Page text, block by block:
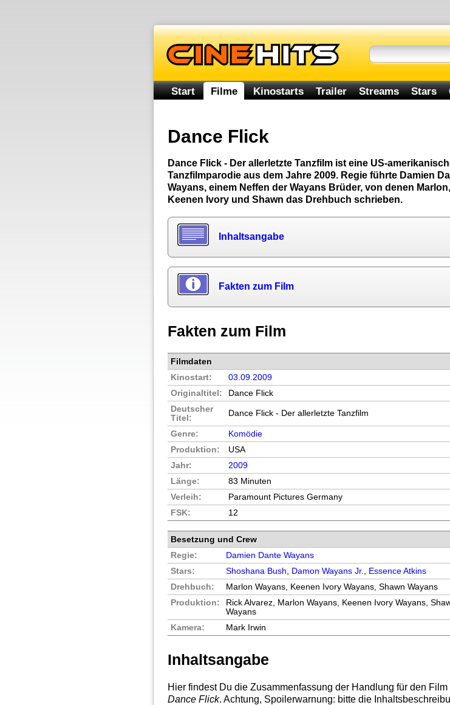
Start Filme Kinostarts Trailer Streams Stars
Dance Flick
Dance Flick - Der allerletzte Tanzfilm ist eine US-
Tanzfilmparodie aus dem Jahre 2009. Regie führte Damien
Wayans, einem Neffen der Wayans Brüder, von denen Marlon,
Keenen Ivory und Shawn das Drehbuch schrieben.
Inhaltsangabe
Fakten zum Film
Fakten zum Film
Filmdaten
Kinostart:
03.09.2009
Originaltitel:
Dance Flick
Deutscher
Titel:
Dance Flick - Der allerletzte Tanzfilm
Genre:
Komödie
Produktion:
USA
Jahr:
2009
Länge:
83 Minuten
Verleih:
Paramount Pictures Germany
FSK:
12
Besetzung und Crew
Regie:
Damien Dante Wayans
Stars:
Shoshana Bush, Damon Wayans Jr., Essence Atkins
Drehbuch:
Marlon Wayans, Keenen Ivory Wayans, Shawn Wayans
Produktion:
Rick Alvarez, Marlon Wayans, Keenen Ivory Wayans,
Wayans
Kamera:
Mark Irwin
Inhaltsangabe
Hier findest Du die Zusammenfassung der Handlung für den Film
Dance Flick. Achtung, Spoilerwarnung: bitte die